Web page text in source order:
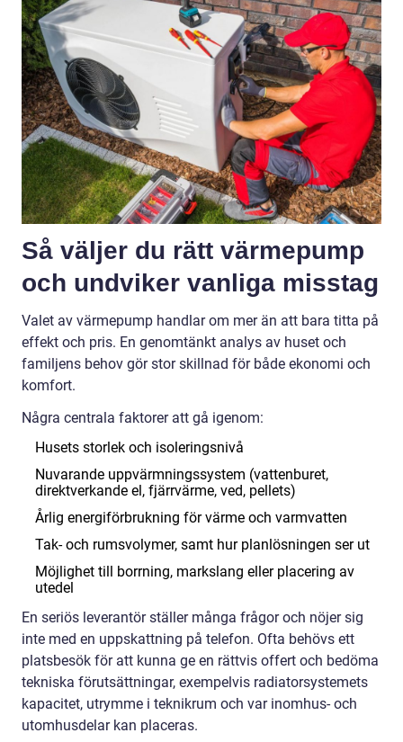
Så väljer du rätt värmepump
och undviker vanliga misstag
Valet av värmepump handlar om mer än att bara titta på
effekt och pris. En genomtänkt analys av huset och
familjens behov gör stor skillnad för både ekonomi och
komfort.
Några centrala faktorer att gå igenom:
Husets storlek och isoleringsnivå
Nuvarande uppvärmningssystem (vattenburet,
direktverkande el, fjärrvärme, ved, pellets)
Årlig energiförbrukning för värme och varmvatten
Tak- och rumsvolymer, samt hur planlösningen ser ut
Möjlighet till borrning, markslang eller placering av
utedel
En seriös leverantör ställer många frågor och nöjer sig
inte med en uppskattning på telefon. Ofta behövs ett
platsbesök för att kunna ge en rättvis offert och bedöma
tekniska förutsättningar, exempelvis radiatorsystemets
kapacitet, utrymme i teknikrum och var inomhus- och
utomhusdelar kan placeras.